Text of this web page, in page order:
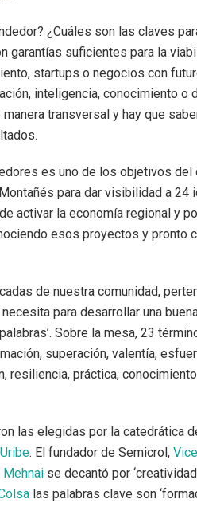
¿Cuáles son las claves
garantías suficientes para la
startups o negocios con
inteligencia, conocimiento o
transversal y hay que
es uno de los objetivos del
para dar visibilidad a
activar la economía regional y
esos proyectos y pronto
de nuestra comunidad,
para desarrollar una
Sobre la mesa, 23
superación, valentía,
resiliencia, práctica,
las elegidas por la catedrática
. El fundador de Semicrol,
Mehnai se decantó por
las palabras clave son